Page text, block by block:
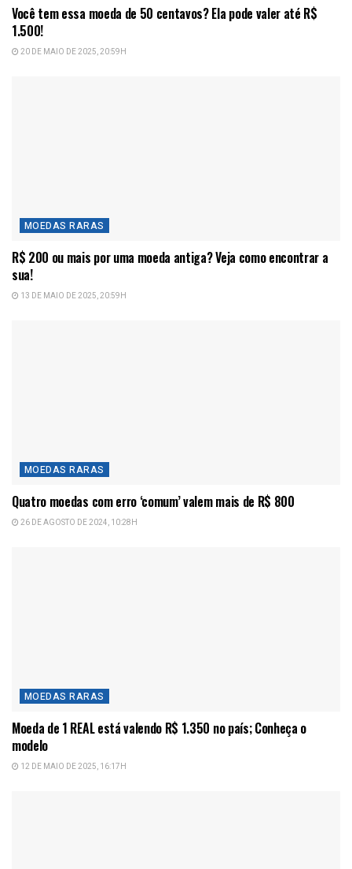
Você tem essa moeda de 50 centavos? Ela pode valer até R$
1.500!
20 DE MAIO DE 2025, 20:59H
MOEDAS RARAS
R$ 200 ou mais por uma moeda antiga? Veja como encontrar a
sua!
13 DE MAIO DE 2025, 20:59H
MOEDAS RARAS
Quatro moedas com erro ‘comum’ valem mais de R$ 800
26 DE AGOSTO DE 2024, 10:28H
MOEDAS RARAS
Moeda de 1 REAL está valendo R$ 1.350 no país; Conheça o
modelo
12 DE MAIO DE 2025, 16:17H